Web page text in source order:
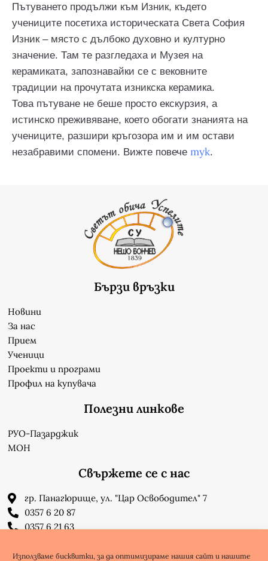
Използваме бисквитки, за да оптимизираме нашия сайт и нашите
Пътуването продължи към Изник, където
учениците посетиха историческата Света София
Изник – място с дълбоко духовно и културно
значение. Там те разгледаха и Музея на
керамиката, запознавайки се с вековните
традиции на прочутата изникска керамика.
Това пътуване не беше просто екскурзия, а
истинско преживяване, което обогати знанията на
учениците, разшири кръгозора им и им остави
незабравими спомени. Вижте повече тук.
Бързи връзки
Новини
За нас
Прием
Ученици
Проекти и програми
Профил на купувача
Полезни линкове
РУО-Пазарджик
МОН
Свържете се с нас
гр. Панагюрище, ул. "Цар Освободител" 7
0357 6 20 87
0357 6 21 63
info-1302623@edu.mon.bg